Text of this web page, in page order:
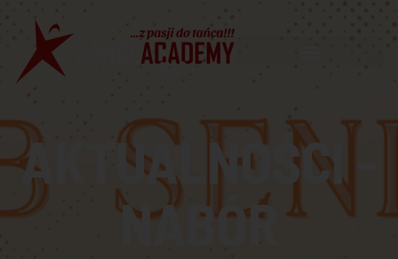
AKTUALNOŚCI -
NABÓR